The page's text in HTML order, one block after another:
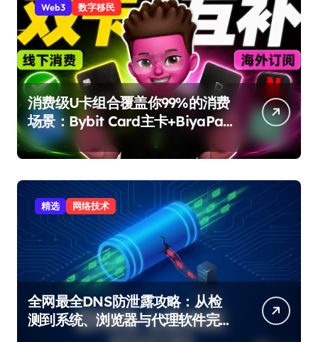
Web3 数字移民
消费级U卡组合覆盖你99%的消费
场景：Bybit Card主卡+BiyaPay
备用卡完整攻略
精选 网络技术
全网最全DNS防泄露攻略：从检
测到系统、浏览器与代理软件完